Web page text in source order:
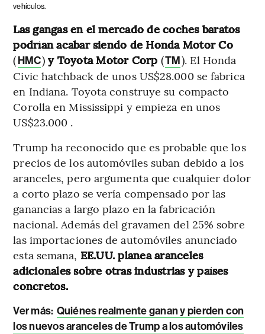
vehículos.
Las gangas en el mercado de coches baratos
podrían acabar siendo de Honda Motor Co
(HMC)y Toyota Motor Corp (TM). El Honda
Civic hatchback de unos US$28.000 se fabrica
en Indiana. Toyota construye su compacto
Corolla en Mississippi y empieza en unos
US$23.000 .
Trump ha reconocido que es probable que los
precios de los automóviles suban debido a los
aranceles, pero argumenta que cualquier dolor
a corto plazo se vería compensado por las
ganancias a largo plazo en la fabricación
nacional. Además del gravamen del 25% sobre
las importaciones de automóviles anunciado
esta semana, EE.UU. planea aranceles
adicionales sobre otras industrias y países
concretos.
Ver más: Quiénes realmente ganan y pierden con
los nuevos aranceles de Trump a los automóviles